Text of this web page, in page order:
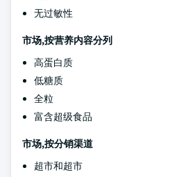
无过敏性
市场,按营养内容分列
高蛋白质
低糖质
全粒
富含超级食品
市场,按分销渠道
超市和超市